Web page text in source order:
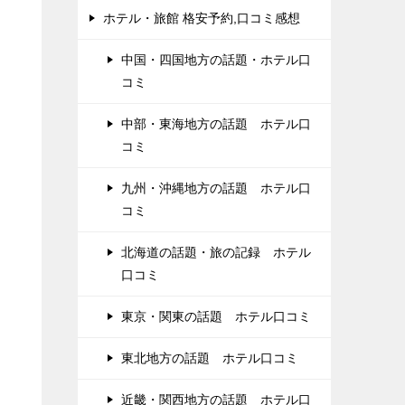
ホテル・旅館 格安予約,口コミ感想
中国・四国地方の話題・ホテル口
コミ
中部・東海地方の話題 ホテル口
コミ
九州・沖縄地方の話題 ホテル口
コミ
北海道の話題・旅の記録 ホテル
口コミ
東京・関東の話題 ホテル口コミ
東北地方の話題 ホテル口コミ
近畿・関西地方の話題 ホテル口